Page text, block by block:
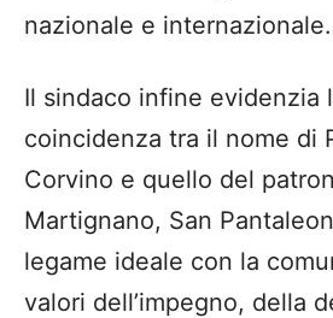
nazionale e internazionale.
Il sindaco infine evidenzia
coincidenza tra il nome di
Corvino e quello del
Martignano, San
legame ideale con la
valori dell’impegno, della